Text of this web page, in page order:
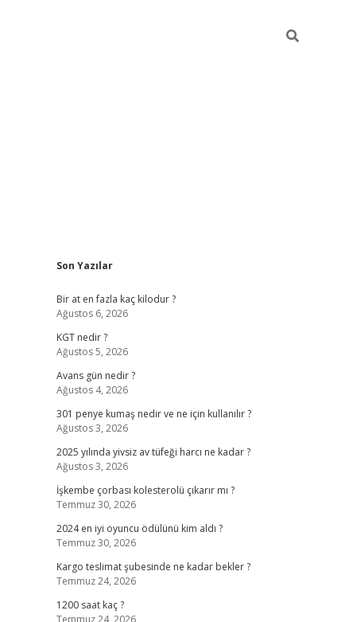
Sidebar
Son Yazılar
Bir at en fazla kaç kilodur ?
Ağustos 6, 2026
KGT nedir ?
Ağustos 5, 2026
Avans gün nedir ?
Ağustos 4, 2026
301 penye kumaş nedir ve ne için kullanılır ?
Ağustos 3, 2026
2025 yılında yivsiz av tüfeği harcı ne kadar ?
Ağustos 3, 2026
İşkembe çorbası kolesterolü çıkarır mı ?
Temmuz 30, 2026
2024 en iyi oyuncu ödülünü kim aldı ?
Temmuz 30, 2026
Kargo teslimat şubesinde ne kadar bekler ?
Temmuz 24, 2026
1200 saat kaç ?
Temmuz 24, 2026